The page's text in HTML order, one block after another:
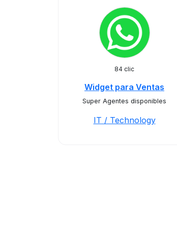
84 clic
Widget para Ventas
Super Agentes disponibles
IT / Technology